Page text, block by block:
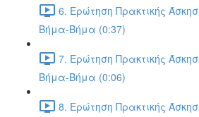
6. Ερώτηση Πρακτικής
Βήμα-Βήμα (0:37)
7. Ερώτηση Πρακτικής
Βήμα-Βήμα (0:06)
8. Ερώτηση Πρακτικής